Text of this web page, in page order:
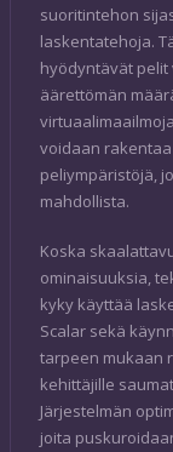
suoritintehon
laskentatehoja.
hyödyntävät
äärettömän
voidaan
peliympäristöjä,
mahdollista.
Koska
ominaisuuksia,
kyky käyttää
Scalar sekä
tarpeen mukaan
kehittäjille
Järjestelmän
joita